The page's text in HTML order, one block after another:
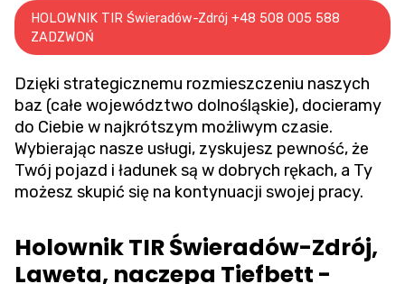
HOLOWNIK TIR Świeradów-Zdrój +48 508 005 588
ZADZWOŃ
Dzięki strategicznemu rozmieszczeniu naszych
baz (całe województwo dolnośląskie), docieramy
do Ciebie w najkrótszym możliwym czasie.
Wybierając nasze usługi, zyskujesz pewność, że
Twój pojazd i ładunek są w dobrych rękach, a Ty
możesz skupić się na kontynuacji swojej pracy.
Holownik TIR Świeradów-Zdrój,
Laweta, naczepa Tiefbett -